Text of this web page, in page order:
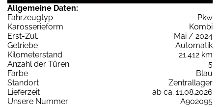
Allgemeine Daten:
Fahrzeugtyp
Pkw
Karosserieform
Kombi
Erst-Zul.
Mai / 2024
Getriebe
Automatik
Kilometerstand
21.412 km
Anzahl der Türen
5
Farbe
Blau
Standort
Zentrallager
Lieferzeit
ab ca. 11.08.2026
Unsere Nummer
A902095